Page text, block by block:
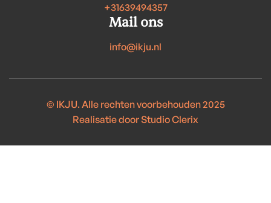
+31639494357
Mail ons
info@ikju.nl
© IKJU. Alle rechten voorbehouden 2025
Realisatie door Studio Clerix